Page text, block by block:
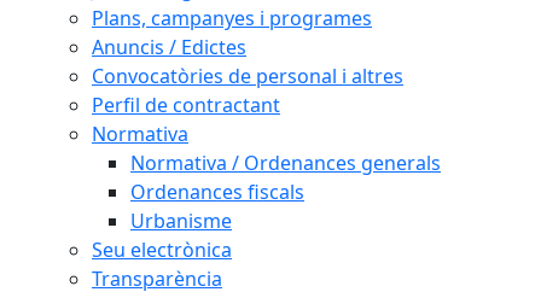
Plans, campanyes i programes
Anuncis / Edictes
Convocatòries de personal i altres
Perfil de contractant
Normativa
Normativa / Ordenances generals
Ordenances fiscals
Urbanisme
Seu electrònica
Transparència